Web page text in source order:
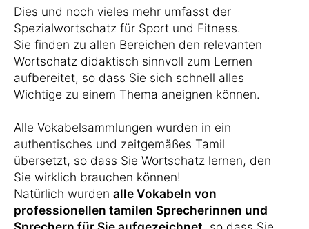
Dies und noch vieles mehr umfasst der
Spezialwortschatz für Sport und Fitness.
Sie finden zu allen Bereichen den relevanten
Wortschatz didaktisch sinnvoll zum Lernen
aufbereitet, so dass Sie sich schnell alles
Wichtige zu einem Thema aneignen können.
Alle Vokabelsammlungen wurden in ein
authentisches und zeitgemäßes Tamil
übersetzt, so dass Sie Wortschatz lernen, den
Sie wirklich brauchen können!
Natürlich wurden alle Vokabeln von
professionellen tamilen Sprecherinnen und